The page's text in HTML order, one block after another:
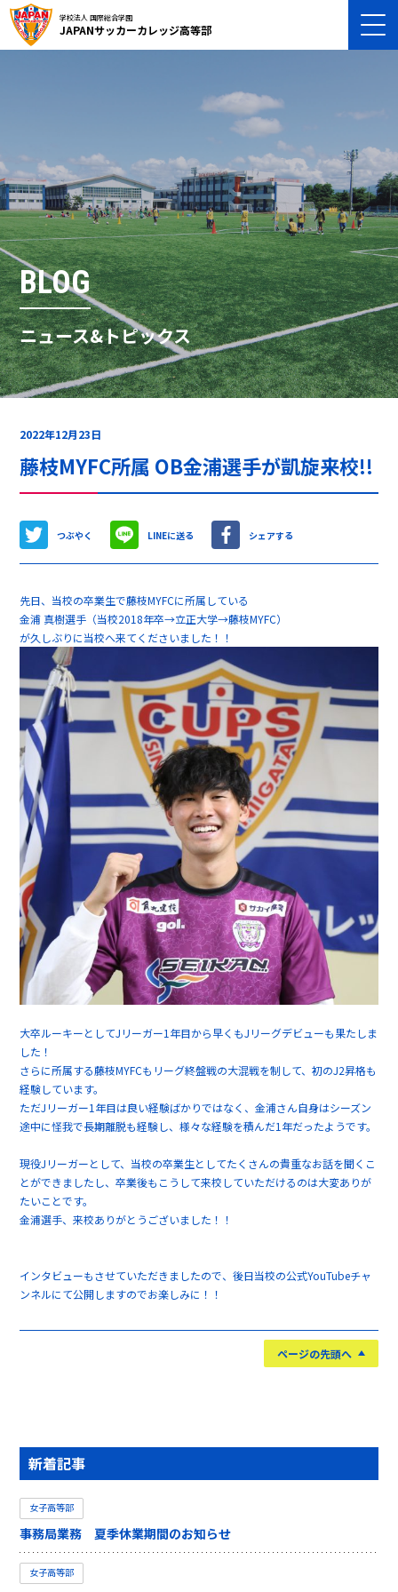
学校法人 国際総合学園
JAPANサッカーカレッジ高等部
BLOG
ニュース&トピックス
2022年12月23日
藤枝MYFC所属 OB金浦選手が凱旋来校!!
つぶやく LINEに送る シェアする
先日、当校の卒業生で藤枝MYFCに所属している
金浦 真樹選手（当校2018年卒→立正大学→藤枝MYFC）
が久しぶりに当校へ来てくださいました！！
大卒ルーキーとしてJリーガー1年目から早くもJリーグデビューも果たしま
した！
さらに所属する藤枝MYFCもリーグ終盤戦の大混戦を制して、初のJ2昇格も
経験しています。
ただJリーガー1年目は良い経験ばかりではなく、金浦さん自身はシーズン
途中に怪我で長期離脱も経験し、様々な経験を積んだ1年だったようです。
現役Jリーガーとして、当校の卒業生としてたくさんの貴重なお話を聞くこ
とができましたし、卒業後もこうして来校していただけるのは大変ありが
たいことです。
金浦選手、来校ありがとうございました！！
インタビューもさせていただきましたので、後日当校の公式YouTubeチャ
ンネルにて公開しますのでお楽しみに！！
ページの先頭へ
新着記事
女子高等部
事務局業務 夏季休業期間のお知らせ
女子高等部